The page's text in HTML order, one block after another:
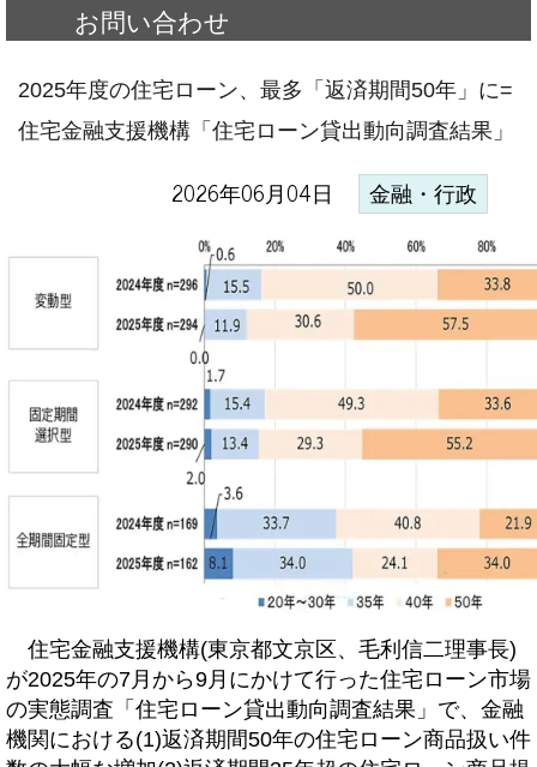
お問い合わせ
2025年度の住宅ローン、最多「返済期間50年」に=
住宅金融支援機構「住宅ローン貸出動向調査結果」
2026年06月04日 金融・行政
住宅金融支援機構(東京都文京区、毛利信二理事長)
が2025年の7月から9月にかけて行った住宅ローン市場
の実態調査「住宅ローン貸出動向調査結果」で、金融
機関における(1)返済期間50年の住宅ローン商品扱い件